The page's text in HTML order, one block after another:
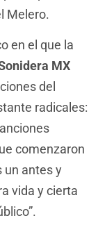
Melero.
en el que la
MX
del
radicales:
comenzaron
un antes y
vida y cierta